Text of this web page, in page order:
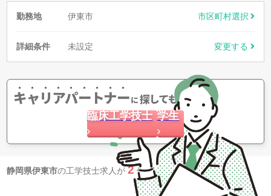
勤務地 伊東市 市区町村選択
詳細条件 未設定 変更する
キャリアパートナーに探してもらう
臨床工学技士 学生
静岡県伊東市の工学技士求人が 2 件 見つかりました